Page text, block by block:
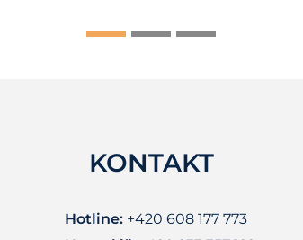
KONTAKT
Hotline: +420 608 177 773